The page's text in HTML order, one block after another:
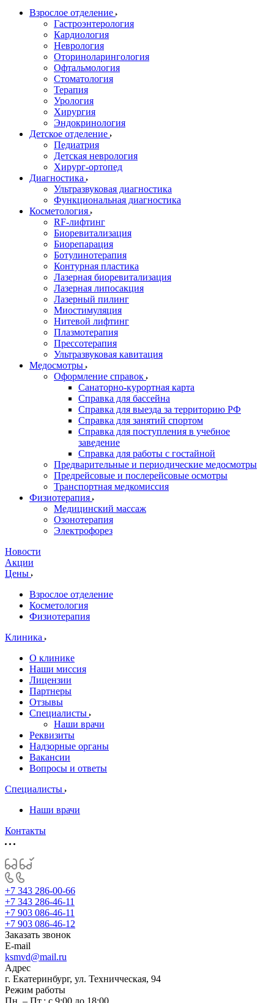
Взрослое отделение
Гастроэнтерология
Кардиология
Неврология
Оториноларингология
Офтальмология
Стоматология
Терапия
Урология
Хирургия
Эндокринология
Детское отделение
Педиатрия
Детская неврология
Хирург-ортопед
Диагностика
Ультразвуковая диагностика
Функциональная диагностика
Косметология
RF-лифтинг
Биоревитализация
Биорепарация
Ботулинотерапия
Контурная пластика
Лазерная биоревитализация
Лазерная липосакция
Лазерный пилинг
Миостимуляция
Нитевой лифтинг
Плазмотерапия
Прессотерапия
Ультразвуковая кавитация
Медосмотры
Оформление справок
Санаторно-курортная карта
Справка для бассейна
Справка для выезда за территорию РФ
Справка для занятий спортом
Справка для поступления в учебное
заведение
Справка для работы с гостайной
Предварительные и периодические медосмотры
Предрейсовые и послерейсовые осмотры
Транспортная медкомиссия
Физиотерапия
Медицинский массаж
Озонотерапия
Электрофорез
Новости
Акции
Цены
Взрослое отделение
Косметология
Физиотерапия
Клиника
О клинике
Наши миссия
Лицензии
Партнеры
Отзывы
Специалисты
Наши врачи
Реквизиты
Надзорные органы
Вакансии
Вопросы и ответы
Специалисты
Наши врачи
Контакты
+7 343 286-00-66
+7 343 286-46-11
+7 903 086-46-11
+7 903 086-46-12
Заказать звонок
E-mail
ksmvd@mail.ru
Адрес
г. Екатеринбург, ул. Техничческая, 94
Режим работы
Пн. – Пт.: с 9:00 до 18:00